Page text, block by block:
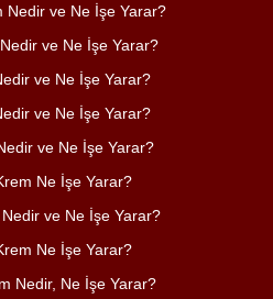
Nedir ve Ne İşe Yarar?
ve Ne İşe Yarar?
ve Ne İşe Yarar?
ve Ne İşe Yarar?
ve Ne İşe Yarar?
Ne İşe Yarar?
ve Ne İşe Yarar?
Ne İşe Yarar?
Nedir, Ne İşe Yarar?